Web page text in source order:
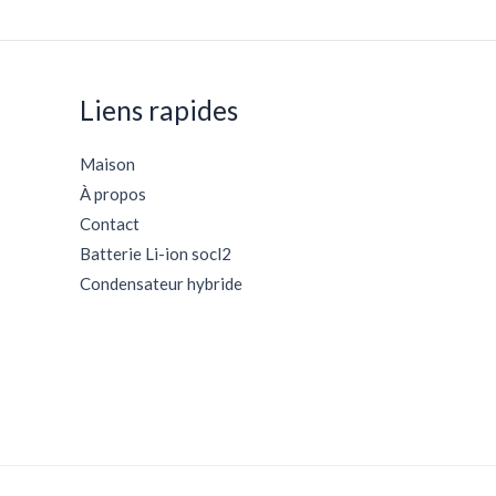
Liens rapides
Maison
À propos
Contact
Batterie Li-ion socl2
Condensateur hybride